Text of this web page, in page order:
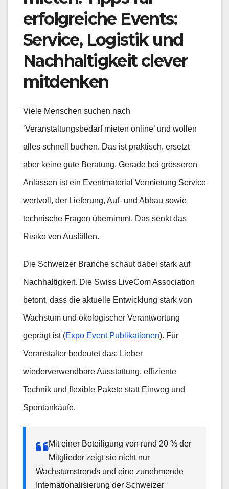
erfolgreiche Events:
Service, Logistik und
Nachhaltigkeit clever
mitdenken
Viele Menschen suchen nach
‘Veranstaltungsbedarf mieten online’ und wollen
alles schnell buchen. Das ist praktisch, ersetzt
aber keine gute Beratung. Gerade bei grösseren
Anlässen ist ein Eventmaterial Vermietung Service
wertvoll, der Lieferung, Auf- und Abbau sowie
technische Fragen übernimmt. Das senkt das
Risiko von Ausfällen.
Die Schweizer Branche schaut dabei stark auf
Nachhaltigkeit. Die Swiss LiveCom Association
betont, dass die aktuelle Entwicklung stark von
Wachstum und ökologischer Verantwortung
geprägt ist (Expo Event Publikationen). Für
Veranstalter bedeutet das: Lieber
wiederverwendbare Ausstattung, effiziente
Technik und flexible Pakete statt Einweg und
Spontankäufe.
Mit einer Beteiligung von rund 20 % der
Mitglieder zeigt sie nicht nur
Wachstumstrends und eine zunehmende
Internationalisierung der Schweizer